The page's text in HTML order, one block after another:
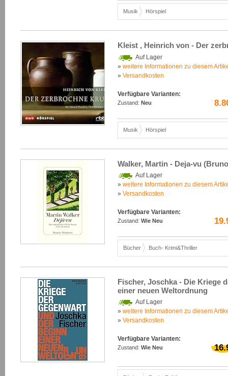
Musik Hörspiel
Kleist , Heinrich von - Der
Auf Lager
» weitere Informationen zu diesem
» Versandkosten
Verfügbare Varianten:
Zustand: Neu
Musik Hörspiel
Walker, Martin - Deja-vu
Auf Lager
» weitere Informationen zu diesem
» Versandkosten
Verfügbare Varianten:
Zustand: Wie Neu
Bücher Buch- Krimi&Thriller
Fischer, Joschka - Die Kriege
einer neuen Weltordnung
Auf Lager
» weitere Informationen zu diesem
» Versandkosten
Verfügbare Varianten:
Zustand: Wie Neu